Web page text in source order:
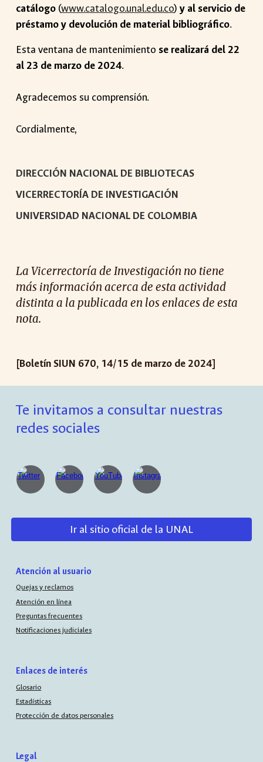
catálogo (www.catalogo.unal.edu.co)y al servicio de
préstamo y devolución de material bibliográfico.
Esta ventana de mantenimiento se realizará del 22
al 23 de marzo de 2024.
Agradecemos su comprensión.
Cordialmente,
DIRECCIÓN NACIONAL DE BIBLIOTECAS
VICERRECTORÍA DE INVESTIGACIÓN
UNIVERSIDAD NACIONAL DE COLOMBIA
La Vicerrectoría de Investigación no tiene
más información acerca de esta actividad
distinta a la publicada en los enlaces de esta
nota.
[Boletín SIUN 670, 14/15 de marzo de 2024]
Te invitamos a consultar nuestras
redes sociales
Ir al sitio oficial de la UNAL
Atención al usuario
Quejas y reclamos
Atención en línea
Preguntas frecuentes
Notificaciones judiciales
Enlaces de interés
Glosario
Estadísticas
Protección de datos personales
Legal